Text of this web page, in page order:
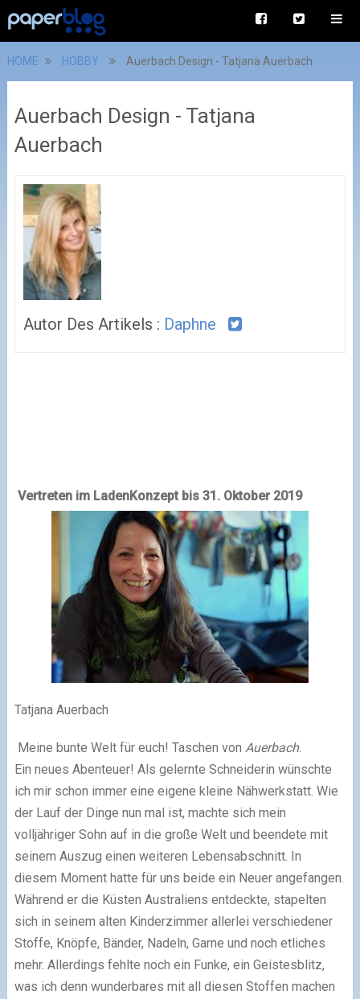
HOME HOBBY Auerbach Design - Tatjana Auerbach
Auerbach Design - Tatjana
Auerbach
Autor Des Artikels : Daphne
Vertreten im LadenKonzept bis 31. Oktober 2019
Tatjana Auerbach
Meine bunte Welt für euch! Taschen von Auerbach.
Ein neues Abenteuer! Als gelernte Schneiderin wünschte
ich mir schon immer eine eigene kleine Nähwerkstatt. Wie
der Lauf der Dinge nun mal ist, machte sich mein
volljähriger Sohn auf in die große Welt und beendete mit
seinem Auszug einen weiteren Lebensabschnitt. In
diesem Moment hatte für uns beide ein Neuer angefangen.
Während er die Küsten Australiens entdeckte, stapelten
sich in seinem alten Kinderzimmer allerlei verschiedener
Stoffe, Knöpfe, Bänder, Nadeln, Garne und noch etliches
mehr. Allerdings fehlte noch ein Funke, ein Geistesblitz,
was ich denn wunderbares mit all diesen Stoffen machen